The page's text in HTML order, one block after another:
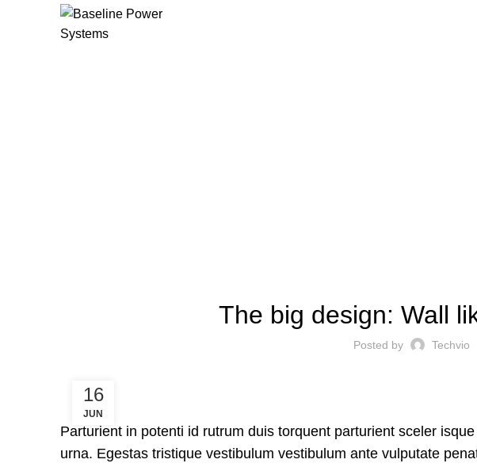
The big design: Wall
Posted by Techvio
16
JUN
Parturient in potenti id rutrum duis torquent parturient sceler
urna. Egestas tristique vestibulum vestibulum ante vulputate